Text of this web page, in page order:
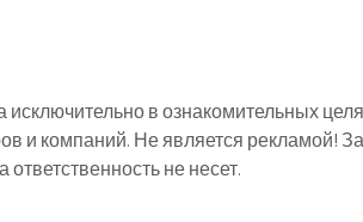
в ознакомительных
и компаний. Не является рекламой!
не несет.